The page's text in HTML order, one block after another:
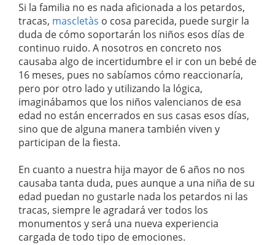
Si la familia no es nada aficionada a los petardos,
tracas, mascletàs o cosa parecida, puede surgir la
duda de cómo soportarán los niños esos días de
continuo ruido. A nosotros en concreto nos
causaba algo de incertidumbre el ir con un bebé de
16 meses, pues no sabíamos cómo reaccionaría,
pero por otro lado y utilizando la lógica,
imaginábamos que los niños valencianos de esa
edad no están encerrados en sus casas esos días,
sino que de alguna manera también viven y
participan de la fiesta.
En cuanto a nuestra hija mayor de 6 años no nos
causaba tanta duda, pues aunque a una niña de su
edad puedan no gustarle nada los petardos ni las
tracas, siempre le agradará ver todos los
monumentos y será una nueva experiencia
cargada de todo tipo de emociones.